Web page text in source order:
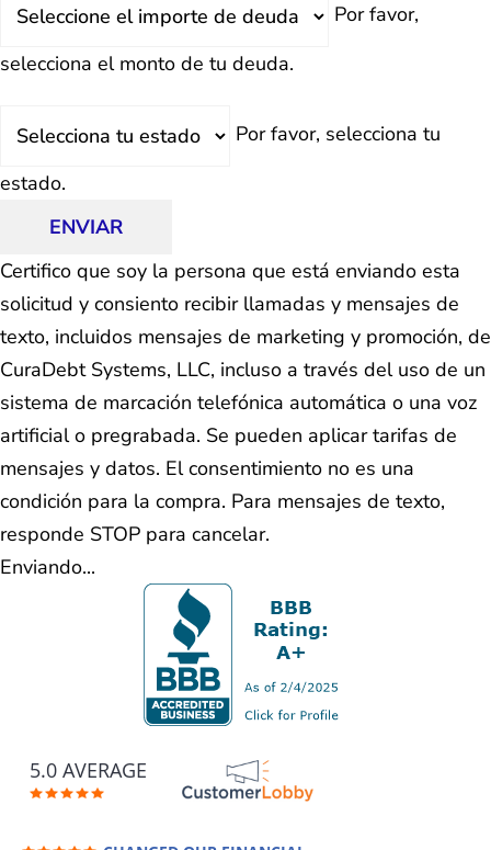
Por favor,
selecciona el monto de tu deuda.
Por favor, selecciona tu
estado.
ENVIAR
Certifico que soy la persona que está enviando esta
solicitud y consiento recibir llamadas y mensajes de
texto, incluidos mensajes de marketing y promoción, de
CuraDebt Systems, LLC, incluso a través del uso de un
sistema de marcación telefónica automática o una voz
artificial o pregrabada. Se pueden aplicar tarifas de
mensajes y datos. El consentimiento no es una
condición para la compra. Para mensajes de texto,
responde STOP para cancelar.
Enviando...
5.0 AVERAGE